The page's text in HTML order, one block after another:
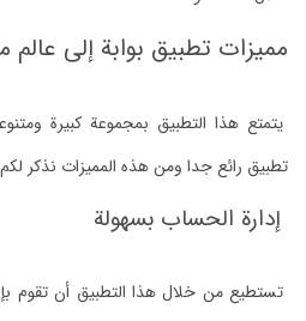
مميزات تطبيق بوابة إلى
يتمتع هذا التطبيق بمجموعة كبيرة
تطبيق رائع جدا ومن هذه المميزات نذكر
إدارة الحساب بسهولة
تستطيع من خلال هذا التطبيق أن تقوم